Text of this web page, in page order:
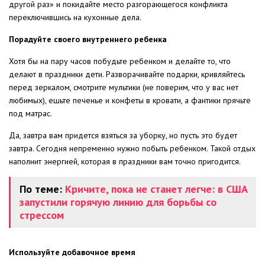
другой раз» и покидайте место разгорающегося конфликта
переключившись на кухонные дела.
Порадуйте своего внутреннего ребенка
Хотя бы на пару часов побудьте ребенком и делайте то, что
делают в праздники дети. Разворачивайте подарки, кривляйтесь
перед зеркалом, смотрите мультики (не поверим, что у вас нет
любимых), ешьте печенье и конфеты в кровати, а фантики прячьте
под матрас.
Да, завтра вам придется взяться за уборку, но пусть это будет
завтра. Сегодня непременно нужно побыть ребенком. Такой отдых
наполнит энергией, которая в праздники вам точно пригодится.
По теме: Кричите, пока не станет легче: в США
запустили горячую линию для борьбы со
стрессом
Используйте добавочное время